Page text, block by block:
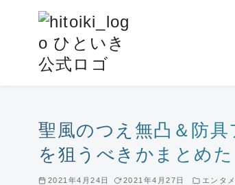
聖風のつえ無凸＆防
を狙うべきかまとめた
2021年4月24日 2021年4月27日 エンタ